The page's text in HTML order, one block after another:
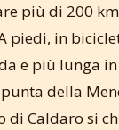
più di 200
piedi, in
e più lunga
della
di Caldaro si